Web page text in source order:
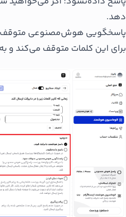
دهد.
پاسخگویی هوش‌مصنوعی متوقف
برای این کلمات متوقف می‌کند و